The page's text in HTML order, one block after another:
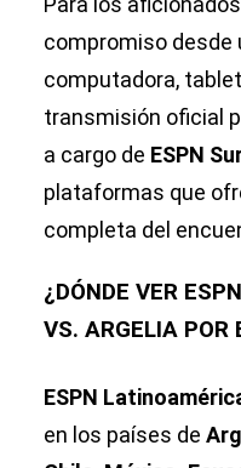
compromiso desde
computadora,
transmisión oficial
a cargo de ESPN
plataformas que
completa del
¿DÓNDE VER
VS. ARGELIA POR
ESPN
en los países de